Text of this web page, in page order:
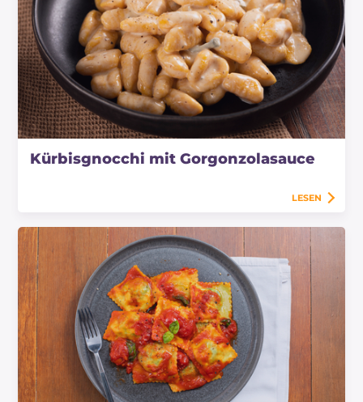
Kürbisgnocchi mit Gorgonzolasauce
LESEN